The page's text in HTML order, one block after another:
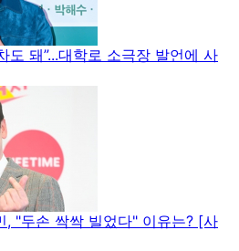
도 돼”...대학로 소극장 발언에 사
, "두손 싹싹 빌었다" 이유는? [사